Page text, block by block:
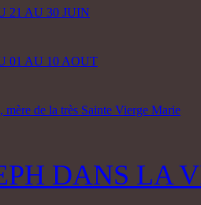
21 AU 30 JUIN
01 AU 10 AOUT
de la très Sainte Vierge Marie
DANS LA